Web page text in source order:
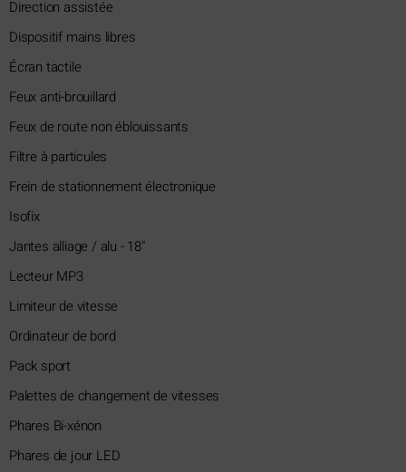
Direction assistée
Dispositif mains libres
Écran tactile
Feux anti-brouillard
Feux de route non éblouissants
Filtre à particules
Frein de stationnement électronique
Isofix
Jantes alliage / alu - 18"
Lecteur MP3
Limiteur de vitesse
Ordinateur de bord
Pack sport
Palettes de changement de vitesses
Phares Bi-xénon
Phares de jour LED